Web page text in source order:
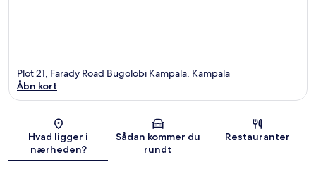
Kort
Plot 21, Farady Road Bugolobi Kampala, Kampala
Åbn kort
Hvad ligger i
nærheden?
Sådan kommer du
rundt
Restauranter